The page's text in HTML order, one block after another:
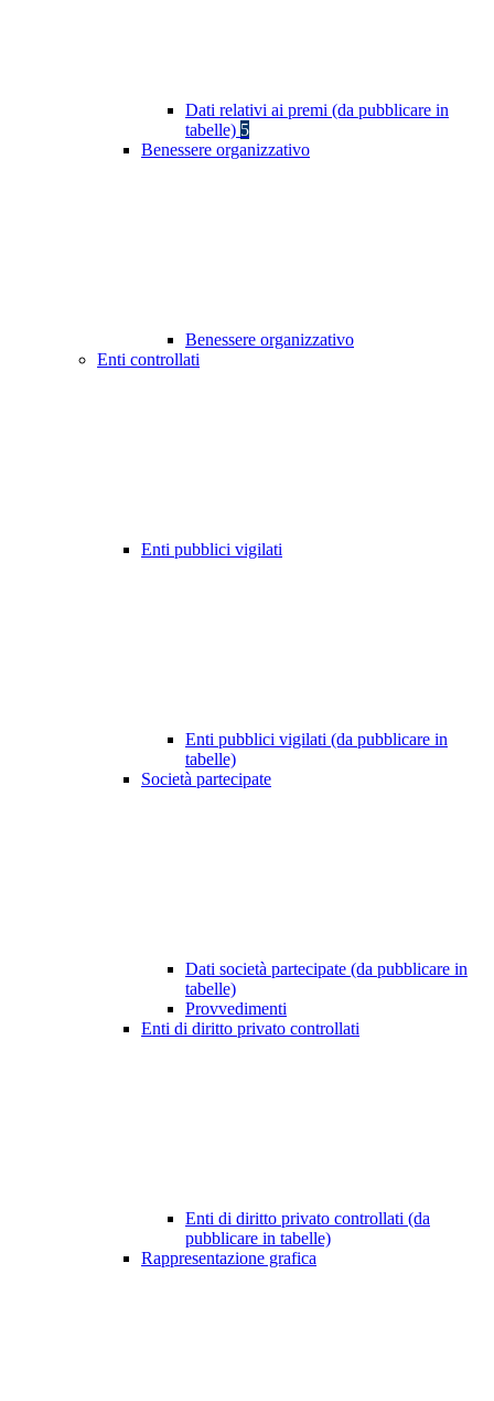
Dati relativi ai premi (da pubblicare in
tabelle) 5
Benessere organizzativo
Benessere organizzativo
Enti controllati
Enti pubblici vigilati
Enti pubblici vigilati (da pubblicare in
tabelle)
Società partecipate
Dati società partecipate (da pubblicare in
tabelle)
Provvedimenti
Enti di diritto privato controllati
Enti di diritto privato controllati (da
pubblicare in tabelle)
Rappresentazione grafica